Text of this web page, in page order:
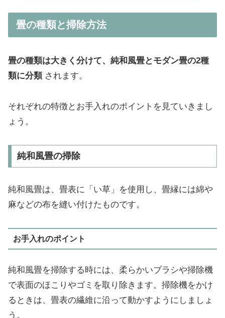
畳の種類と掃除方法
畳の種類は大きく分けて、純和風畳とモダン畳の2種
類に分類 されます。
それぞれの特徴とお手入れのポイントを見ていきまし
ょう。
純和風畳の掃除
純和風畳は、畳表に「い草」を使用し、畳縁には綿や
麻などの布を縫い付けたものです。
お手入れのポイント
純和風畳を掃除する時には、柔らかいブラシや掃除機
で表面のほこりやゴミを取り除きます。掃除機をかけ
るときは、畳表の繊維に沿って動かすようにしましょ
う。